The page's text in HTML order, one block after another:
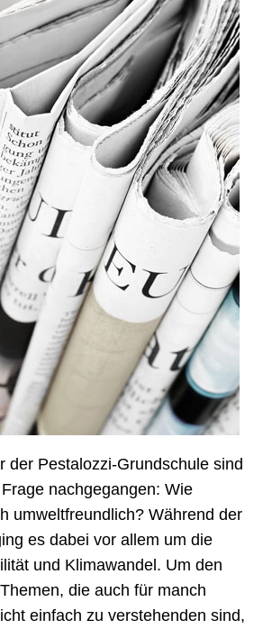
der Pestalozzi-Grundschule sind
nachgegangen: Wie
umweltfreundlich? Während der
es dabei vor allem um die
und Klimawandel. Um den
die auch für manch
einfach zu verstehenden sind,